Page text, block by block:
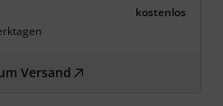
kostenlos
Versand